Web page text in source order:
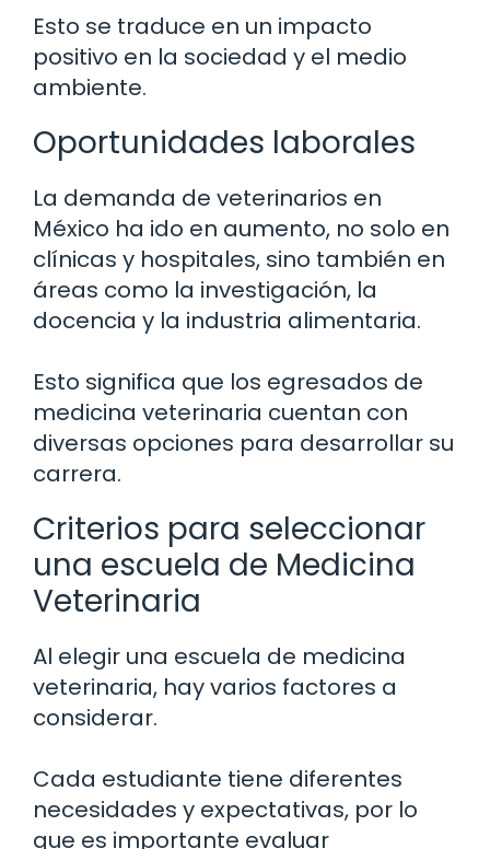
Esto se traduce en un impacto
positivo en la sociedad y el medio
ambiente.
Oportunidades laborales
La demanda de veterinarios en
México ha ido en aumento, no solo en
clínicas y hospitales, sino también en
áreas como la investigación, la
docencia y la industria alimentaria.
Esto significa que los egresados de
medicina veterinaria cuentan con
diversas opciones para desarrollar su
carrera.
Criterios para seleccionar
una escuela de Medicina
Veterinaria
Al elegir una escuela de medicina
veterinaria, hay varios factores a
considerar.
Cada estudiante tiene diferentes
necesidades y expectativas, por lo
que es importante evaluar